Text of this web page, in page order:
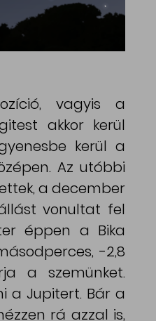
vagyis a
akkor kerül
kerül a
Az utóbbi
a december
vonultat fel
éppen a Bika
-2,8
a szemünket.
a Jupitert. Bár a
rá azzal is,